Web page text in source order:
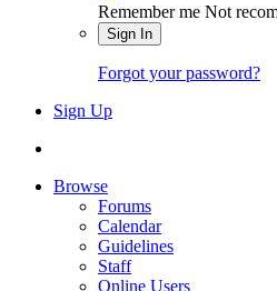
Remember me Not
Sign In
Forgot your password?
Sign Up
Browse
Forums
Calendar
Guidelines
Staff
Online Users